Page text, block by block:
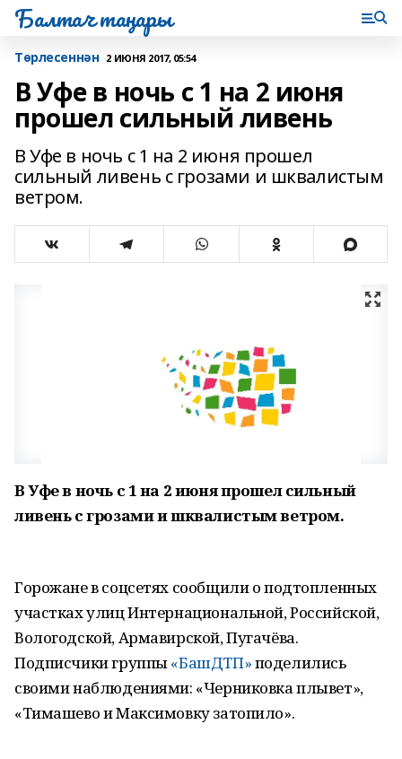
Балтач таңнары
Tөрлесеннән 2 ИЮНЯ 2017, 05:54
В Уфе в ночь с 1 на 2 июня
прошел сильный ливень
В Уфе в ночь с 1 на 2 июня прошел
сильный ливень с грозами и шквалистым
ветром.
В Уфе в ночь с 1 на 2 июня прошел сильный
ливень с грозами и шквалистым ветром.
Горожане в соцсетях сообщили о подтопленных
участках улиц Интернациональной, Российской,
Вологодской, Армавирской, Пугачёва.
Подписчики группы«БашДТП»поделились
своими наблюдениями: «Черниковка плывет»,
«Тимашево и Максимовку затопило».